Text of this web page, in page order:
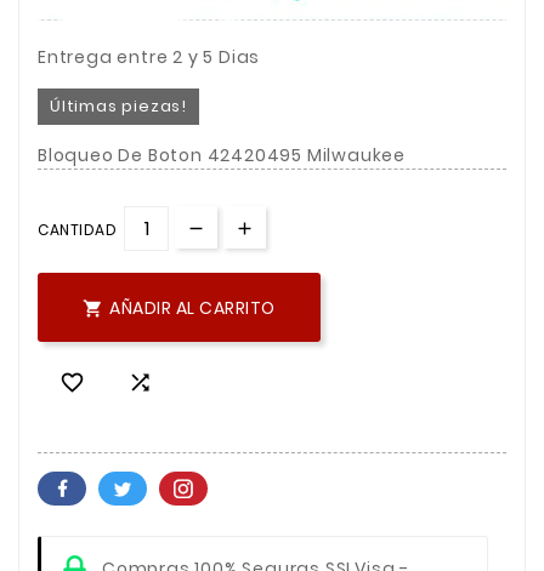
Entrega entre 2 y 5 Dias
Últimas piezas!
Bloqueo De Boton 42420495 Milwaukee
CANTIDAD
 AÑADIR AL CARRITO
 